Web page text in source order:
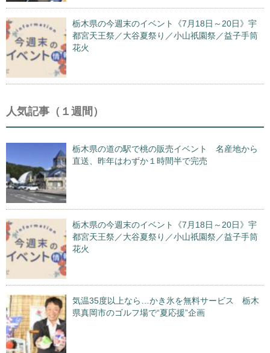
栃木県の今週末のイベント《7月18日～20日》宇
都宮天王祭／大谷夏祭り／小山祇園祭／益子手筒
花火
人気記事（１週間）
栃木県の道の駅で桃の販売イベント 名産地から
直送、昨年はわずか１時間半で完売
栃木県の今週末のイベント《7月18日～20日》宇
都宮天王祭／大谷夏祭り／小山祇園祭／益子手筒
花火
気温35度以上なら…かき氷を無料サービス 栃木
県真岡市のゴルフ場で“夏応援”企画